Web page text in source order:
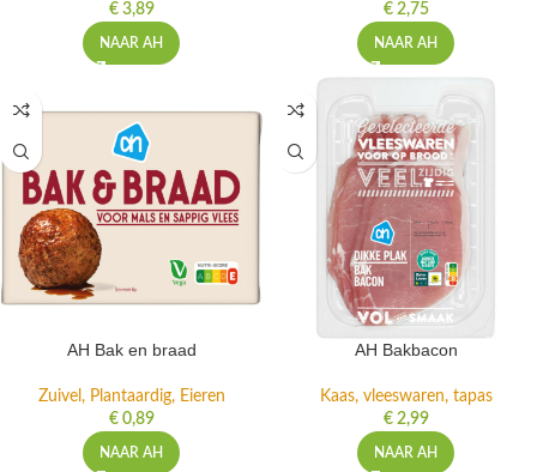
€3,89
NAAR AH
€2,75
NAAR AH
AH Bak en braad
Zuivel, Plantaardig, Eieren
€0,89
NAAR AH
AH Bakbacon
Kaas, vleeswaren, tapas
€2,99
NAAR AH